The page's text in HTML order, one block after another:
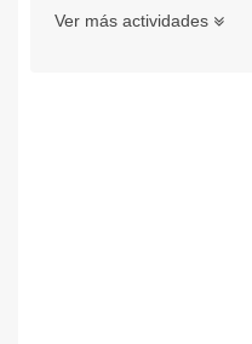
Ver más actividades